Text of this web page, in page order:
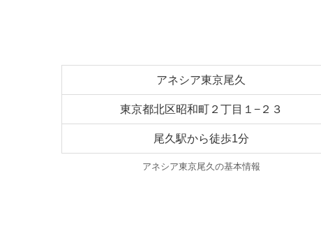
アネシア東京尾久
東京都北区昭和町２丁目１−２３
尾久駅から徒歩1分
アネシア東京尾久の基本情報